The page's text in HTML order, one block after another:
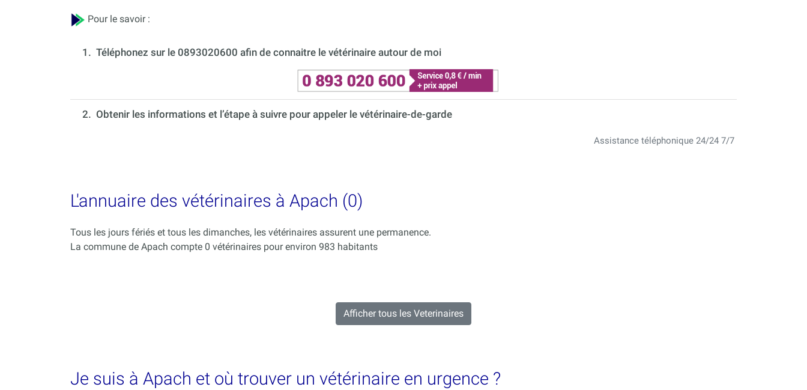
Pour le savoir :
1. Téléphonez sur le 0893020600 afin de connaitre le vétérinaire autour de moi
2. Obtenir les informations et l’étape à suivre pour appeler le vétérinaire-de-garde
Assistance téléphonique 24/24 7/7
L'annuaire des vétérinaires à Apach (0)
Tous les jours fériés et tous les dimanches, les vétérinaires assurent une permanence.
La commune de Apach compte 0 vétérinaires pour environ 983 habitants
Afficher tous les Veterinaires
Je suis à Apach et où trouver un vétérinaire en urgence ?